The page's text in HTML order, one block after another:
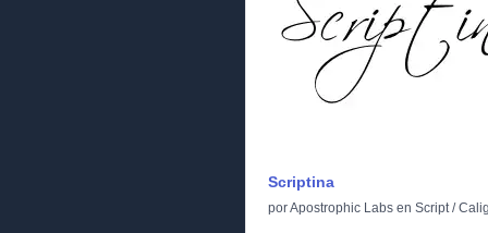
Scriptina
porApostrophic Labs en Script/